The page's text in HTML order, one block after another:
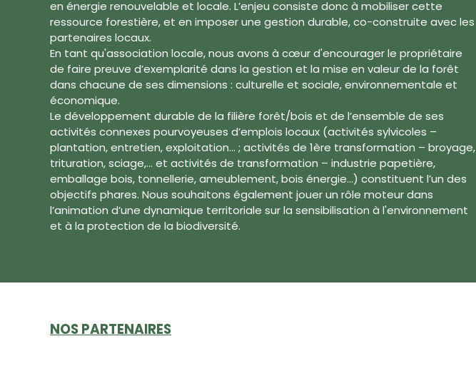
en énergie renouvelable et locale. L’enjeu consiste donc à mobiliser cette
ressource forestière, et en imposer une gestion durable, co-construite avec les
partenaires locaux.
En tant qu'association locale, nous avons à cœur d'encourager le propriétaire
de faire preuve d’exemplarité dans la gestion et la mise en valeur de la forêt
dans chacune de ses dimensions : culturelle et sociale, environnementale et
économique.
Le développement durable de la filière forêt/bois et de l’ensemble de ses
activités connexes pourvoyeuses d’emplois locaux (activités sylvicoles –
plantation, entretien, exploitation… ; activités de 1ère transformation – broyage,
trituration, sciage,… et activités de transformation – industrie papetière,
emballage bois, tonnellerie, ameublement, bois énergie…) constituent l’un des
objectifs phares. Nous souhaitons également jouer un rôle moteur dans
l’animation d’une dynamique territoriale sur la sensibilisation à l'environnement
et à la protection de la biodiversité.
NOS PARTENAIRES